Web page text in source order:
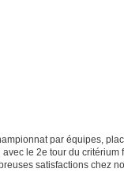
par équipes,
le 2e tour du critérium
satisfactions chez